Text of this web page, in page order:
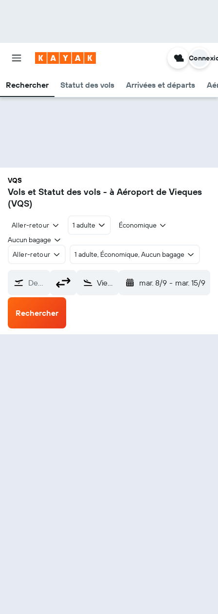
Rechercher Statut des vols Arrivées et départs
VQS
Vols et Statut des vols - à Aéroport de Vieques
(VQS)
Aller-retour 1 adulte
Économique
Aucun bagage
Aller-retour
1 adulte, Économique, Aucun bagage
De… Vieques (VQS) mar. 8/9 - mar. 15/9
Rechercher